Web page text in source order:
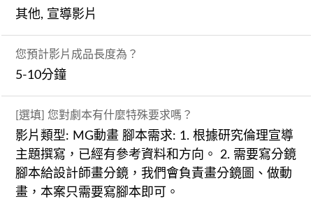
其他, 宣導影片
您預計影片成品長度為？
5-10分鐘
[選填] 您對劇本有什麼特殊要求嗎？
影片類型: MG動畫 腳本需求: 1. 根據研究倫理宣導
主題撰寫，已經有參考資料和方向。 2. 需要寫分鏡
腳本給設計師畫分鏡，我們會負責畫分鏡圖、做動
畫，本案只需要寫腳本即可。